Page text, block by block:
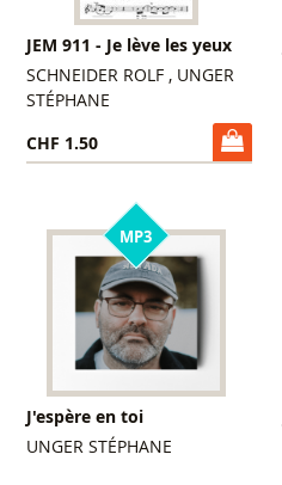
JEM 911 - Je lève les yeux
SCHNEIDER ROLF , UNGER
STÉPHANE
CHF 1.50
MP3
J'espère en toi
UNGER STÉPHANE